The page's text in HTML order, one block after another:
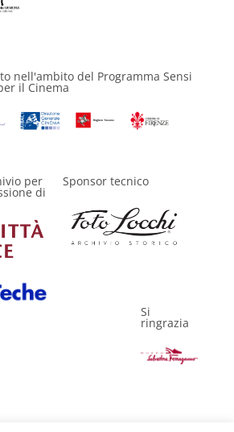
nell'ambito del Programma Sensi
il Cinema
per
di
Sponsor tecnico
Si
ringrazia